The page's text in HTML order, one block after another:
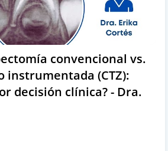
convencional vs.
instrumentada (CTZ):
decisión clínica? - Dra.